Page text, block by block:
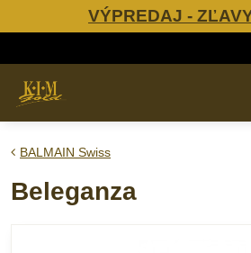
VÝPREDAJ -
BALMAIN Swiss
Beleganza